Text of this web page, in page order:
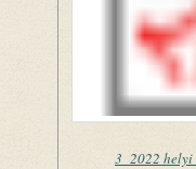
3_2022 helyi